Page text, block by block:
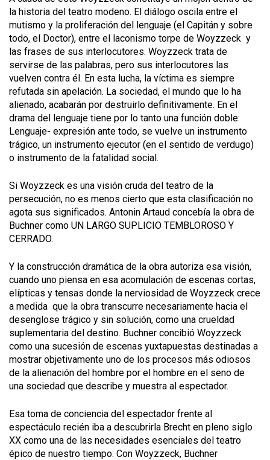
la historia del teatro modeno. El diálogo oscila entre el
mutismo y la proliferación del lenguaje (el Capitán y sobre
todo, el Doctor), entre el laconismo torpe de Woyzzeck y
las frases de sus interlocutores. Woyzzeck trata de
servirse de las palabras, pero sus interlocutores las
vuelven contra él. En esta lucha, la víctima es siempre
refutada sin apelación. La sociedad, el mundo que lo ha
alienado, acabarán por destruirlo definitivamente. En el
drama del lenguaje tiene por lo tanto una función doble:
Lenguaje- expresión ante todo, se vuelve un instrumento
trágico, un instrumento ejecutor (en el sentido de verdugo)
o instrumento de la fatalidad social.
Si Woyzzeck es una visión cruda del teatro de la
persecución, no es menos cierto que esta clasificación no
agota sus significados. Antonin Artaud concebía la obra de
Buchner como UN LARGO SUPLICIO TEMBLOROSO Y
CERRADO.
Y la construcción dramática de la obra autoriza esa visión,
cuando uno piensa en esa acomulación de escenas cortas,
elípticas y tensas donde la nerviosidad de Woyzzeck crece
a medida que la obra transcurre necesariamente hacia el
desenglose trágico y sin solución, como una crueldad
suplementaria del destino. Buchner concibió Woyzzeck
como una sucesión de escenas yuxtapuestas destinadas a
mostrar objetivamente uno de los procesos más odiosos
de la alienación del hombre por el hombre en el seno de
una sociedad que describe y muestra al espectador.
Esa toma de conciencia del espectador frente al
espectáculo recién iba a descubrirla Brecht en pleno siglo
XX como una de las necesidades esenciales del teatro
épico de nuestro tiempo. Con Woyzzeck, Buchner